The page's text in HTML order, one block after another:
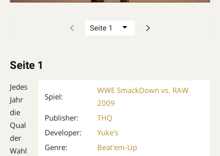
Seite 1
Spiel:
WWE SmackDown vs. RAW
2009
Publisher:
THQ
Developer:
Yuke's
Genre:
Beat'em-Up
Jedes
Jahr
die
Qual
der
Wahl